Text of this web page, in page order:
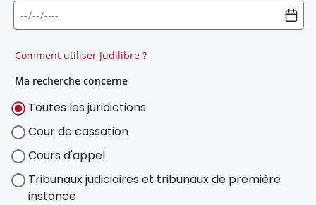
Comment utiliser Judilibre ?
Ma recherche concerne
Toutes les juridictions
Cour de cassation
Cours d'appel
Tribunaux judiciaires et tribunaux de première
instance